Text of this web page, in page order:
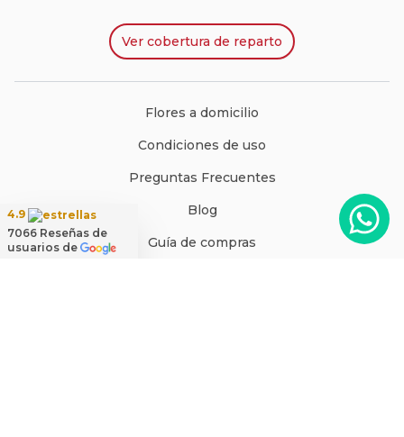
Ver cobertura de reparto
Flores a domicilio
Condiciones de uso
Preguntas Frecuentes
Blog
Guía de compras
4.9
7066 Reseñas de
usuarios de